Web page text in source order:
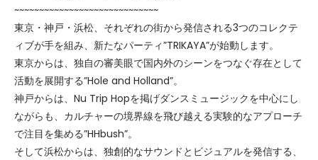
~~~~~~~~~~~~~~~~~~~~~~~~~~~~~
東京・神戸・浜松、それぞれの街から発信される3つのコレクテ
ィブが手を組み、新たなパーティ”TRIKAYA”が始動します。
東京からは、独自の審美眼で国内外のシーンをつなぐ存在として
活動を展開する”Hole and Holland”。
神戸からは、Nu Trip Hopを掲げダンスミュージックを中心にし
ながらも、カルチャーの境界線を飛び越える実験的なアプローチ
で注目を集める”HHbush”。
そして浜松からは、独創的なサウンドとビジュアルを発信する、